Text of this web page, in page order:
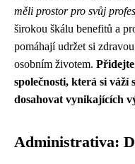
měli prostor pro svůj
širokou škálu benefitů a
pomáhají udržet si
osobním životem. Přidejte
společnosti, která si váží
dosahovat vynikajících
Administrativa: